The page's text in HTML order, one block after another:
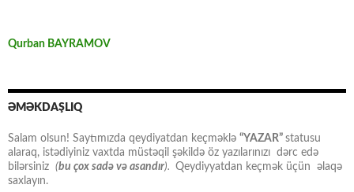
Qurban BAYRAMOV
ƏMƏKDAŞLIQ
Salam olsun! Saytımızda qeydiyatdan keçməklə “YAZAR” statusu
alaraq, istədiyiniz vaxtda müstəqil şəkildə öz yazılarınızı dərc edə
bilərsiniz (bu çox sadə və asandır). Qeydiyyatdan keçmək üçün əlaqə
saxlayın.